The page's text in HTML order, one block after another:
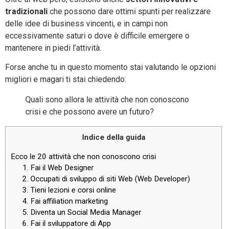
tradizionali che possono dare ottimi spunti per realizzare
delle idee di business vincenti, e in campi non
eccessivamente saturi o dove è difficile emergere o
mantenere in piedi l’attività.
Forse anche tu in questo momento stai valutando le opzioni
migliori e magari ti stai chiedendo:
Quali sono allora le attività che non conoscono
crisi e che possono avere un futuro?
Indice della guida
Ecco le 20 attività che non conoscono crisi
1. Fai il Web Designer
2. Occupati di sviluppo di siti Web (Web Developer)
3. Tieni lezioni e corsi online
4. Fai affiliation marketing
5. Diventa un Social Media Manager
6. Fai il sviluppatore di App